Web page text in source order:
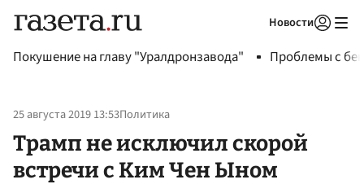
Новости
Покушение на главу "Уралдронзавода" Проблемы с
25 августа 2019 13:53Политика
Трамп не исключил скорой
встречи с Ким Чен Ыном